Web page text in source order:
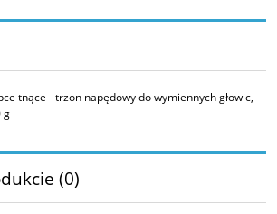
tnące - trzon napędowy do wymiennych głowic,
g
(0)